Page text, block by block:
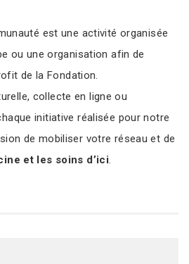
est une activité organisée
ou une organisation afin de
de la Fondation.
collecte en ligne ou
initiative réalisée pour notre
de mobiliser votre réseau et de
et les soins d’ici.